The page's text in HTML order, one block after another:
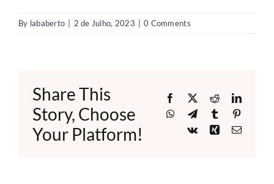
By lababerto 2 de Julho, 2023 0 Comments
Share This
Story, Choose
Your Platform!
Facebook
X Reddit
WhatsApp
TelegramTumblr
Vk
XingEmail